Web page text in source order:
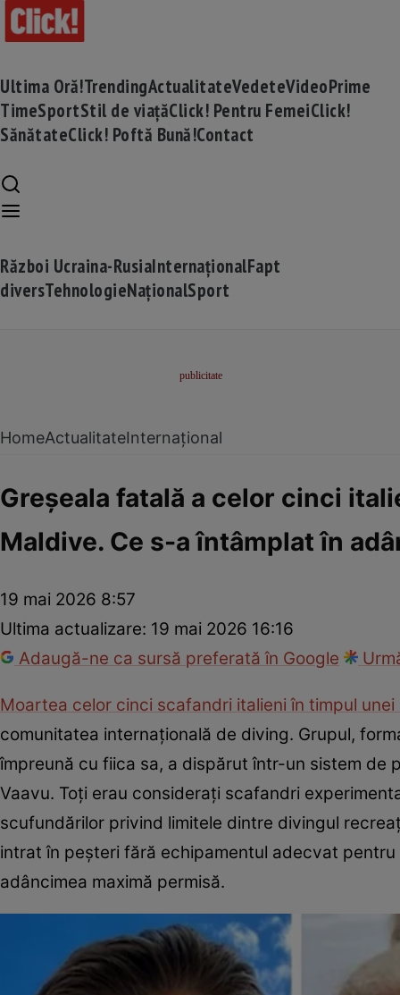
Ultima Oră!TrendingActualitateVedeteVideoPrime
TimeSportStil de viațăClick! Pentru FemeiClick!
SănătateClick! Poftă Bună!Contact
Război Ucraina-RusiaInternaționalFapt
diversTehnologieNaționalSport
HomeActualitateInternațional
Greșeala fatală a celor cinci
Maldive. Ce s-a întâmplat în
19 mai 2026 8:57
Ultima actualizare: 19 mai 2026 16:16
Adaugă-ne ca sursă preferată în Google
Moartea celor cinci scafandri italieni în timpul
comunitatea internațională de diving. Grupul,
împreună cu fiica sa, a dispărut într-un sistem de
Vaavu. Toți erau considerați scafandri
scufundărilor privind limitele dintre divingul
intrat în peșteri fără echipamentul adecvat
adâncimea maximă permisă.